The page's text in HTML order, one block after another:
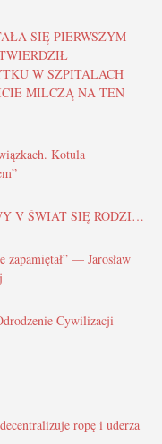
SIĘ PIERWSZYM
W SZPITALACH
MILCZĄ NA TEN
Kotula
V ŚWIAT SIĘ RODZI…
— Jarosław
Cywilizacji
ropę i uderza